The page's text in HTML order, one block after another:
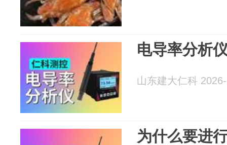
电导率分析
山东建大仁科
为什么要进